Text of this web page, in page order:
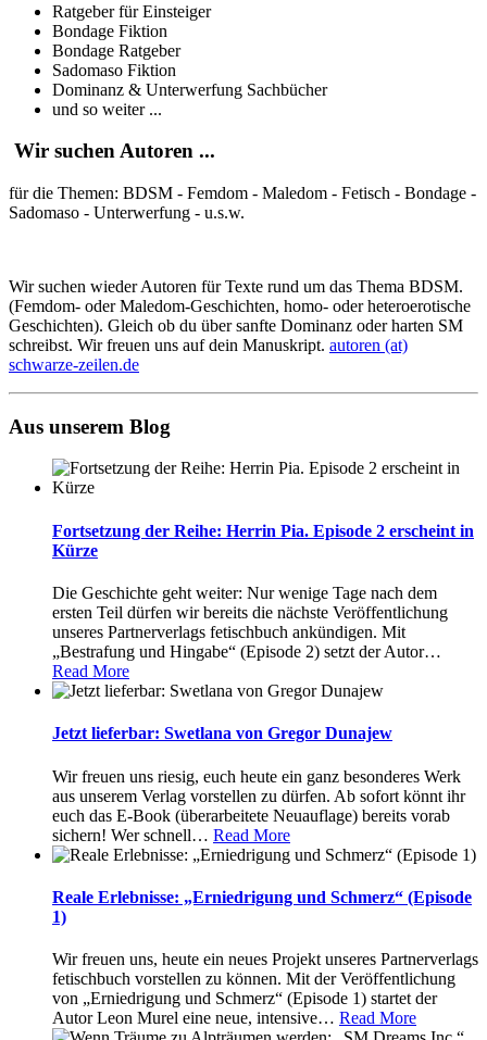
Ratgeber für Einsteiger
Bondage Fiktion
Bondage Ratgeber
Sadomaso Fiktion
Dominanz & Unterwerfung Sachbücher
und so weiter ...
Wir suchen Autoren ...
für die Themen: BDSM - Femdom - Maledom - Fetisch - Bondage -
Sadomaso - Unterwerfung - u.s.w.
Wir suchen wieder Autoren für Texte rund um das Thema BDSM.
(Femdom- oder Maledom-Geschichten, homo- oder heteroerotische
Geschichten). Gleich ob du über sanfte Dominanz oder harten SM
schreibst. Wir freuen uns auf dein Manuskript. autoren (at)
schwarze-zeilen.de
Aus unserem Blog
Fortsetzung der Reihe: Herrin Pia. Episode 2 erscheint in
Kürze
Die Geschichte geht weiter: Nur wenige Tage nach dem
ersten Teil dürfen wir bereits die nächste Veröffentlichung
unseres Partnerverlags fetischbuch ankündigen. Mit
„Bestrafung und Hingabe“ (Episode 2) setzt der Autor…
Read More
Jetzt lieferbar: Swetlana von Gregor Dunajew
Wir freuen uns riesig, euch heute ein ganz besonderes Werk
aus unserem Verlag vorstellen zu dürfen. Ab sofort könnt ihr
euch das E-Book (überarbeitete Neuauflage) bereits vorab
sichern! Wer schnell… Read More
Reale Erlebnisse: „Erniedrigung und Schmerz“ (Episode
1)
Wir freuen uns, heute ein neues Projekt unseres Partnerverlags
fetischbuch vorstellen zu können. Mit der Veröffentlichung
von „Erniedrigung und Schmerz“ (Episode 1) startet der
Autor Leon Murel eine neue, intensive… Read More